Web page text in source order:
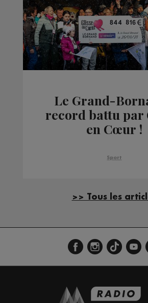
Le Grand-
record battu par
en Cœur !
Sport
>> Tous les